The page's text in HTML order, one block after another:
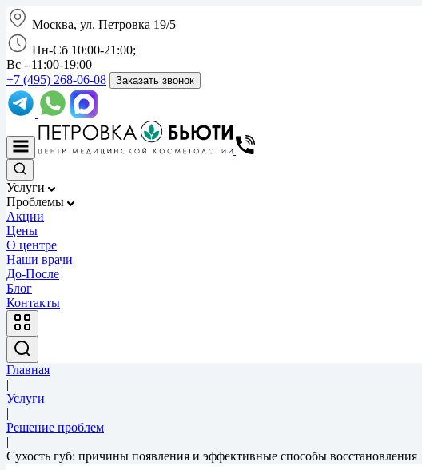
Москва, ул. Петровка 19/5
Пн-Сб 10:00-21:00;
Вс - 11:00-19:00
+7 (495) 268-06-08
Заказать звонок
Услуги
Проблемы
Акции
Цены
О центре
Наши врачи
До-После
Блог
Контакты
Главная
|
Услуги
|
Решение проблем
|
Сухость губ: причины появления и эффективные способы восстановления